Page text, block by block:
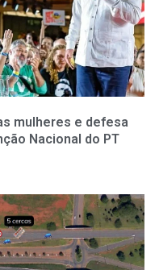
mulheres e defesa
Nacional do PT